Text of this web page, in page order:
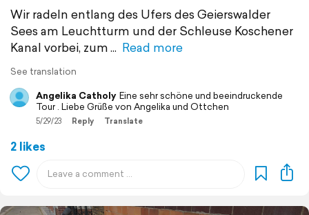
Wir radeln entlang des Ufers des Geierswalder
Sees am Leuchtturm und der Schleuse Koschener
Kanal vorbei, zum
Read more
See translation
Angelika Catholy Eine sehr schöne und beeindruckende
Tour . Liebe Grüße von Angelika und Ottchen
5/29/23 Reply Translate
2 likes